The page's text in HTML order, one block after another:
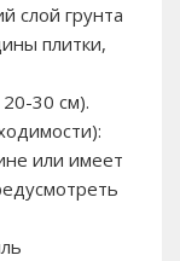
слой грунта
плитки,
30 см).
или имеет